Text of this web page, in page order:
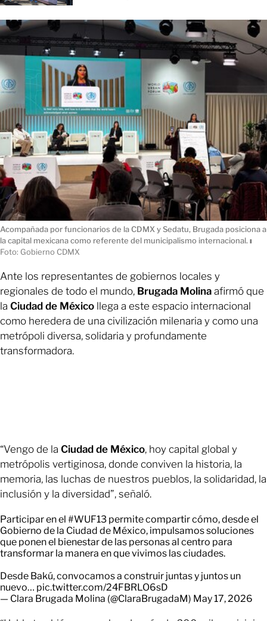
Acompañada por funcionarios de la CDMX y Sedatu, Brugada posiciona a
la capital mexicana como referente del municipalismo internacional. ı
Foto: Gobierno CDMX
Ante los representantes de gobiernos locales y
regionales de todo el mundo, Brugada Molina afirmó que
la Ciudad de México llega a este espacio internacional
como heredera de una civilización milenaria y como una
metrópoli diversa, solidaria y profundamente
transformadora.
“Vengo de la Ciudad de México, hoy capital global y
metrópolis vertiginosa, donde conviven la historia, la
memoria, las luchas de nuestros pueblos, la solidaridad, la
inclusión y la diversidad”, señaló.
Participar en el #WUF13 permite compartir cómo, desde el
Gobierno de la Ciudad de México, impulsamos soluciones
que ponen el bienestar de las personas al centro para
transformar la manera en que vivimos las ciudades.
Desde Bakú, convocamos a construir juntas y juntos un
nuevo… pic.twitter.com/24FBRLO6sD
— Clara Brugada Molina (@ClaraBrugadaM) May 17, 2026